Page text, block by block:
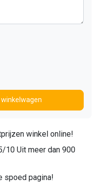
winkel online!
10 Uit meer dan 900
spoed pagina!